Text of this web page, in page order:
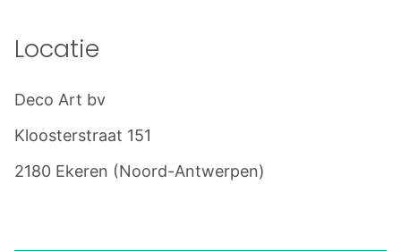
Locatie
Deco Art bv
Kloosterstraat 151
2180 Ekeren (Noord-Antwerpen)